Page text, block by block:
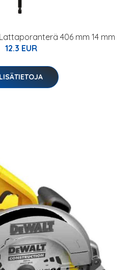
406 mm 14 mm
12.3 EUR
LISÄTIETOJA